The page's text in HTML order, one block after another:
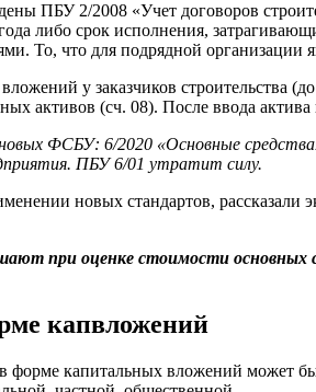
ПБУ 2/2008 «Учет договоров
либо срок исполнения,
То, что для подрядной организации
у заказчиков строительства
активов (сч. 08). После ввода
ФСБУ: 6/2020 «Основные
ПБУ 6/01 утратит силу.
новых стандартов,
при оценке стоимости
капвложений
капитальных вложений может